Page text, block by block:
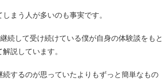
まう人が多いのも事実です。
続して受け続けている僕が自身の体験談をもと
説しています。
するのが思っていたよりもずっと簡単なもの